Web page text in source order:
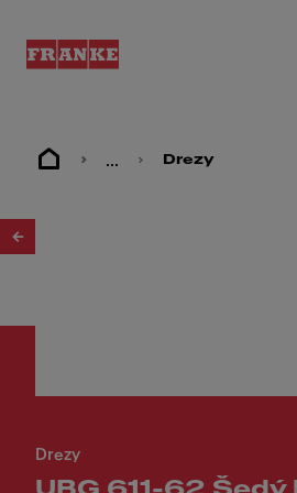
... Drezy
Drezy